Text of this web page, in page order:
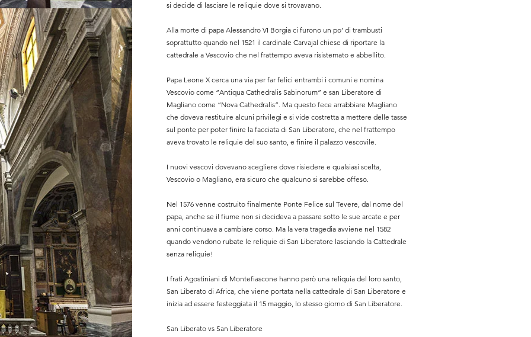
si decide di lasciare le reliquie dove si trovavano.
Alla morte di papa Alessandro VI Borgia ci furono un po’ di trambusti
soprattutto quando nel 1521 il cardinale Carvajal chiese di riportare la
cattedrale a Vescovio che nel frattempo aveva risistemato e abbellito.
Papa Leone X cerca una via per far felici entrambi i comuni e nomina
Vescovio come “Antiqua Cathedralis Sabinorum” e san Liberatore di
Magliano come “Nova Cathedralis”. Ma questo fece arrabbiare Magliano
che doveva restituire alcuni privilegi e si vide costretta a mettere delle tasse
sul ponte per poter finire la facciata di San Liberatore, che nel frattempo
aveva trovato le reliquie del suo santo, e finire il palazzo vescovile.
I nuovi vescovi dovevano scegliere dove risiedere e qualsiasi scelta,
Vescovio o Magliano, era sicuro che qualcuno si sarebbe offeso.
Nel 1576 venne costruito finalmente Ponte Felice sul Tevere, dal nome del
papa, anche se il fiume non si decideva a passare sotto le sue arcate e per
anni continuava a cambiare corso. Ma la vera tragedia avviene nel 1582
quando vendono rubate le reliquie di San Liberatore lasciando la Cattedrale
senza reliquie!
I frati Agostiniani di Montefiascone hanno però una reliquia del loro santo,
San Liberato di Africa, che viene portata nella cattedrale di San Liberatore e
inizia ad essere festeggiata il 15 maggio, lo stesso giorno di San Liberatore.
San Liberato vs San Liberatore